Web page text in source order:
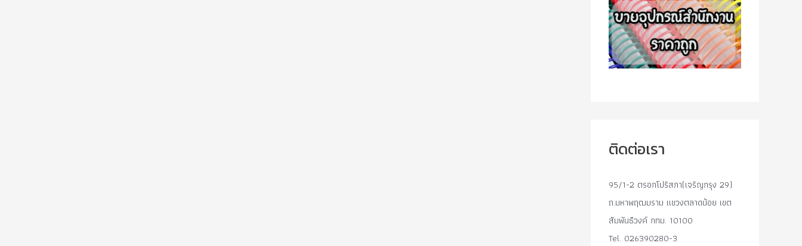
ติดต่อเรา
95/1-2 ตรอกโปริสภา(เจริญกรุง 29)
ถ.มหาพฤฒมราม แขวงตลาดน้อย เขต
สัมพันธืวงค์ กทม. 10100
Tel. 026390280-3